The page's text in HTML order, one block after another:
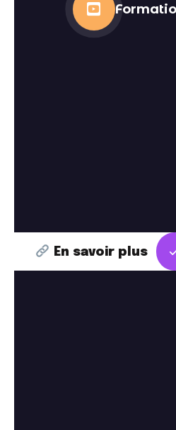
En savoir plus